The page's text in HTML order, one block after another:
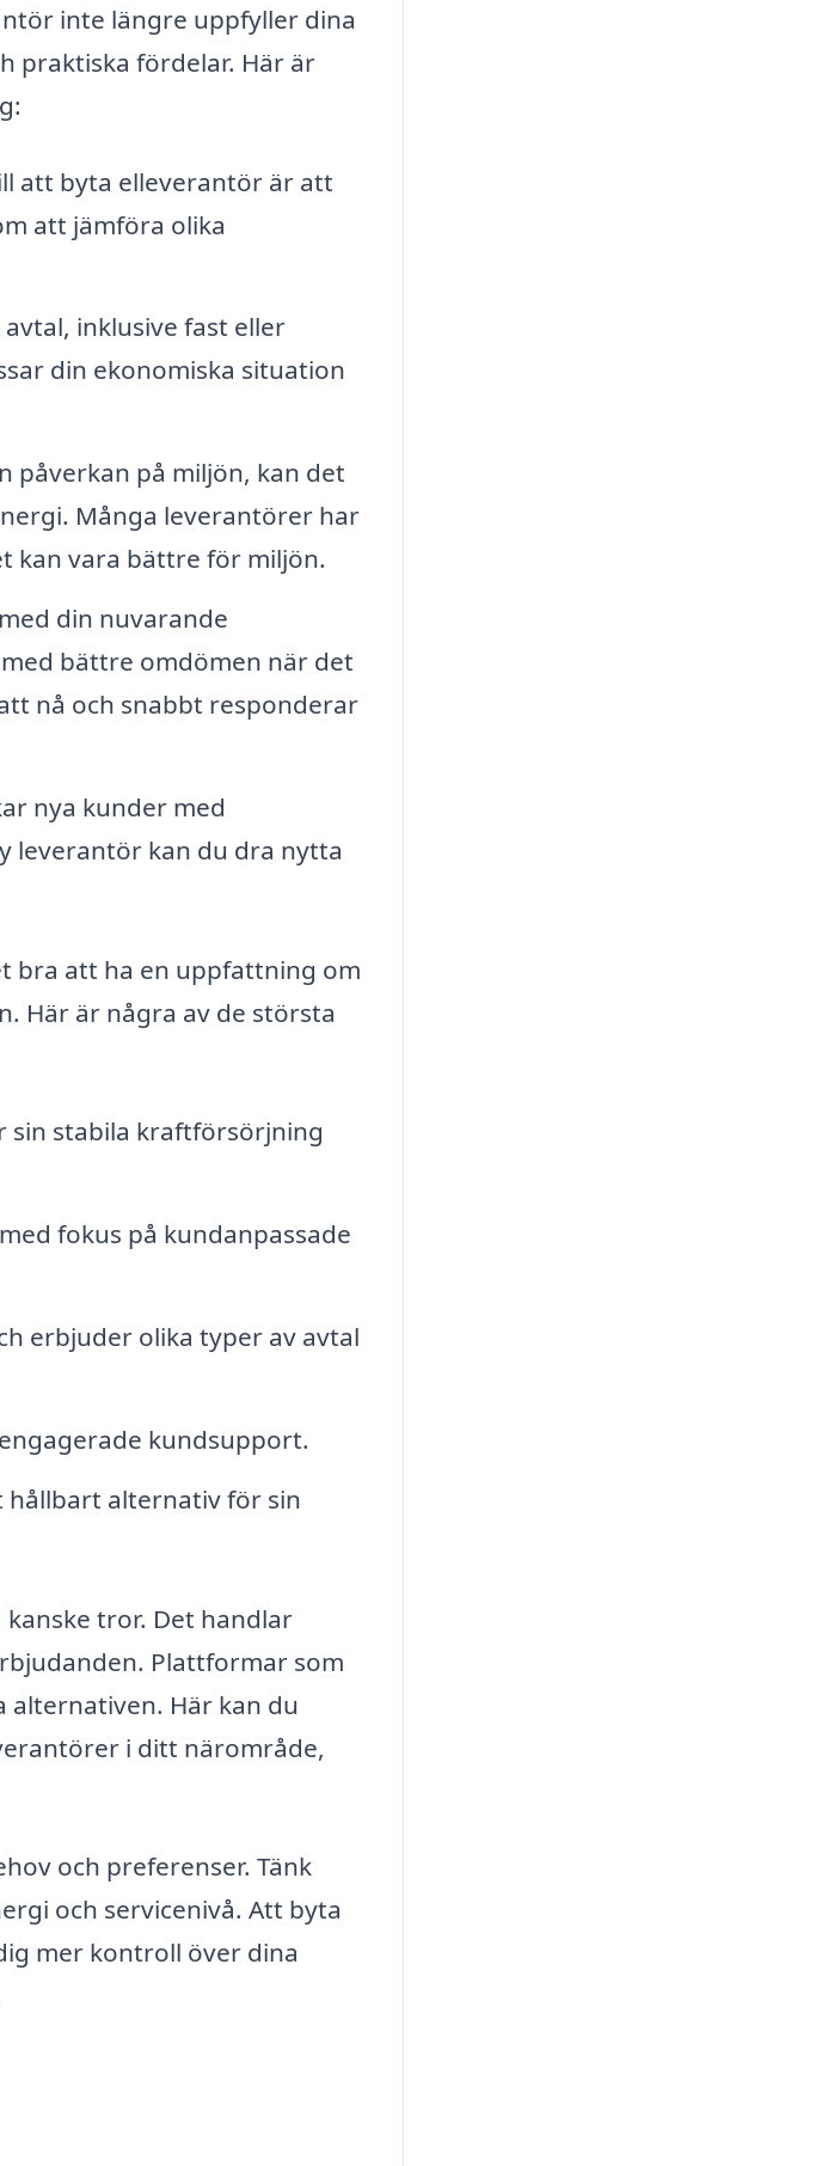
inte längre uppfyller dina
praktiska fördelar. Här är
att byta elleverantör är att
att jämföra olika
inklusive fast eller
din ekonomiska situation
påverkan på miljön, kan det
Många leverantörer har
kan vara bättre för miljön.
din nuvarande
bättre omdömen när det
nå och snabbt responderar
nya kunder med
leverantör kan du dra nytta
bra att ha en uppfattning om
Här är några av de största
sin stabila kraftförsörjning
fokus på kundanpassade
erbjuder olika typer av avtal
kundsupport.
hållbart alternativ för sin
tror. Det handlar
Plattformar som
Här kan du
i ditt närområde,
och preferenser. Tänk
och servicenivå. Att byta
mer kontroll över dina